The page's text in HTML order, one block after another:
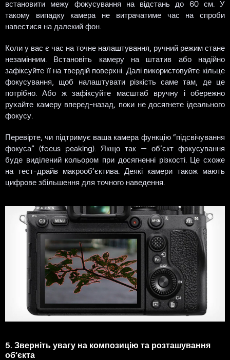
встановити межу фокусування на відстань до 60 см. У
такому випадку камера не витрачатиме час на спроби
навестися на далекий фон.
Коли у вас є час на точне налаштування, ручний режим стане
незамінним. Встановіть камеру на штатив або надійно
зафіксуйте її на твердій поверхні. Далі використовуйте кільце
фокусування, щоб налаштувати різкість саме там, де це
потрібно. Або ж зафіксуйте масштаб вручну і обережно
рухайте камеру вперед-назад, поки не досягнете ідеального
фокусу.
Перевірте, чи підтримує ваша камера функцію “підсвічування
фокуса” (focus peaking). Якщо так — об’єкт фокусування
буде виділений кольором при досягненні різкості. Це схоже
на тест-драйв макрооб’єктива. Деякі камери також мають
цифрове збільшення для точного наведення.
5. Зверніть увагу на композицію та розташування
об’єкта